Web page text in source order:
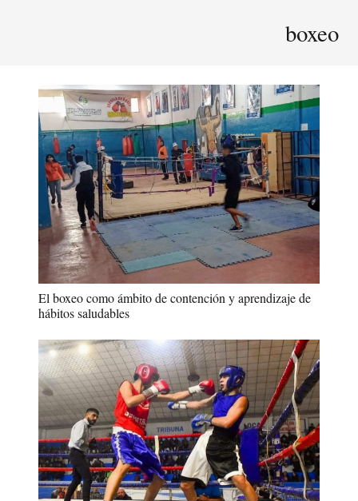
boxeo
El boxeo como ámbito de contención y aprendizaje de
hábitos saludables